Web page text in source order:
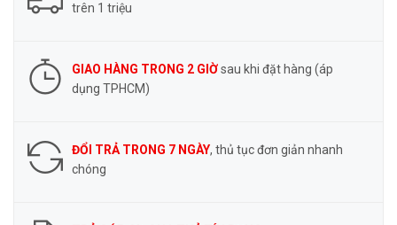
trên 1 triệu
GIAO HÀNG TRONG 2 GIỜsau khi đặt hàng (áp
dụng TPHCM)
ĐỔI TRẢ TRONG 7 NGÀY, thủ tục đơn giản nhanh
chóng